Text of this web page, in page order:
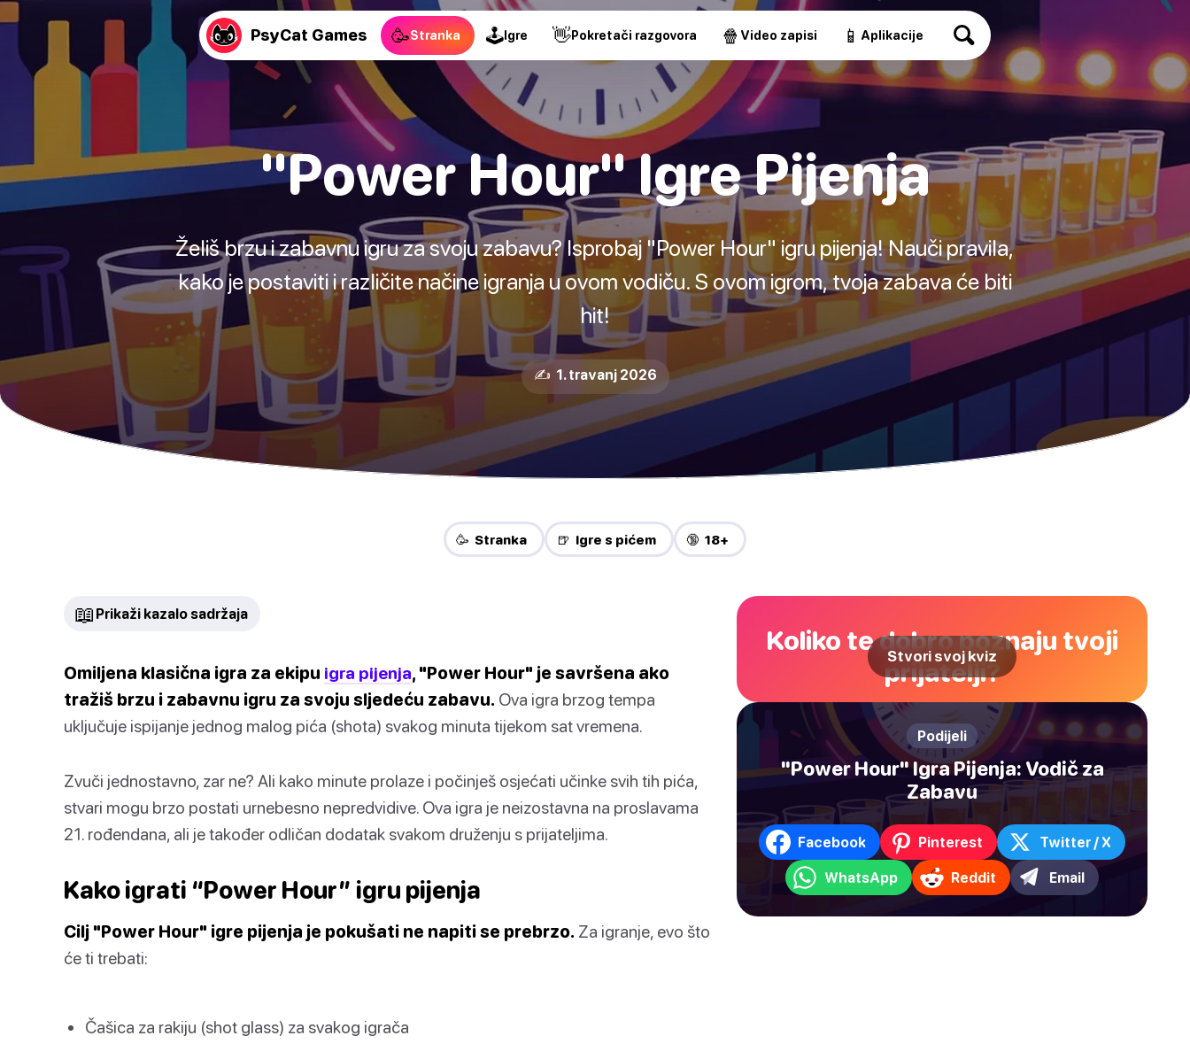
PsyCat Games 🥳Stranka 🕹Igre 👋Pokretači razgovora 🍿 Video zapisi 📱 Aplikacije
"Power Hour" Igre Pijenja
Želiš brzu i zabavnu igru za svoju zabavu? Isprobaj "Power Hour" igru pijenja! Nauči pravila,
kako je postaviti i različite načine igranja u ovom vodiču. S ovom igrom, tvoja zabava će biti
hit!
✍️ 1. travanj 2026
🥳 Stranka 🍺 Igre s pićem 🔞 18+
📖 Prikaži kazalo sadržaja
Omiljena klasična igra za ekipu igra pijenja, "Power Hour" je savršena ako
tražiš brzu i zabavnu igru za svoju sljedeću zabavu. Ova igra brzog tempa
uključuje ispijanje jednog malog pića (shota) svakog minuta tijekom sat vremena.
Zvuči jednostavno, zar ne? Ali kako minute prolaze i počinješ osjećati učinke svih tih pića,
stvari mogu brzo postati urnebesno nepredvidive. Ova igra je neizostavna na proslavama
21. rođendana, ali je također odličan dodatak svakom druženju s prijateljima.
Kako igrati “Power Hour” igru pijenja
Cilj "Power Hour" igre pijenja je pokušati ne napiti se prebrzo. Za igranje, evo što
će ti trebati:
Čašica za rakiju (shot glass) za svakog igrača
Koliko te dobro poznaju tvoji
prijatelji?
Stvori svoj kviz
Podijeli
"Power Hour" Igra Pijenja: Vodič za
Zabavu
Facebook Pinterest Twitter / X
WhatsApp Reddit Email